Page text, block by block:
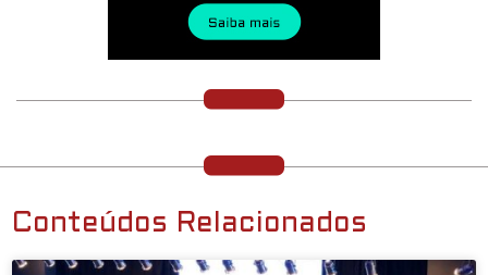
Conteúdos Relacionados